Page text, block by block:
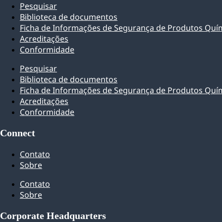
Pesquisar
Biblioteca de documentos
Ficha de Informações de Segurança de Produtos
Acreditações
Conformidade
Pesquisar
Biblioteca de documentos
Ficha de Informações de Segurança de Produtos
Acreditações
Conformidade
Connect
Contato
Sobre
Contato
Sobre
Corporate Headquarters